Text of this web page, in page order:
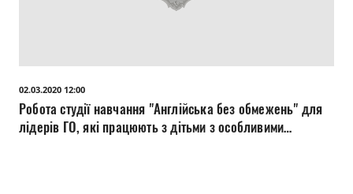
Прозорість влади
Документи
02.03.2020 12:00
Робота студії навчання "Англійська без обмежень" для
лідерів ГО, які працюють з дітьми з особливими